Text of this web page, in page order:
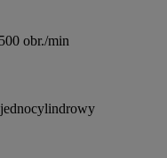
obr./min